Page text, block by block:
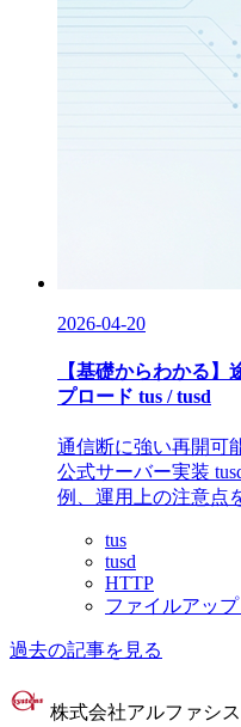
2026-04-20
【基礎からわかる
プロード tus / tusd
通信断に強い再開可
公式サーバー実装
例、運用上の注意点
tus
tusd
HTTP
ファイルアッ
過去の記事を見る
株式会社アルファシ